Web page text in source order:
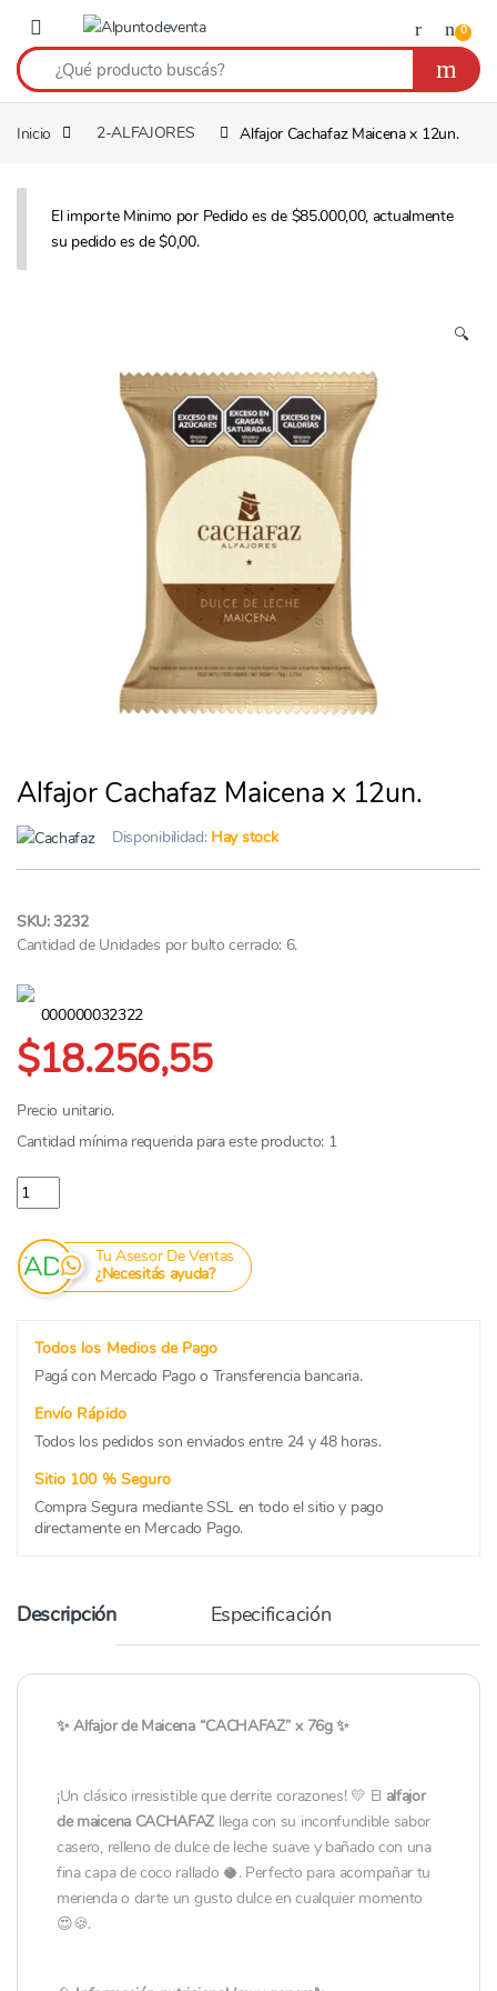
Saltar a navegación
0
Inicio 2-ALFAJORES Alfajor Cachafaz Maicena x 12un.
El importe Minimo por Pedido es de $85.000,00, actualmente
su pedido es de $0,00.
🔍
Alfajor Cachafaz Maicena x 12un.
Disponibilidad: Hay stock
SKU: 3232
Cantidad de Unidades por bulto cerrado: 6.
000000032322
$18.256,55
Precio unitario.
Cantidad mínima requerida para este producto: 1
Alfajor Cachafaz Maicena x 12un. cantidad
Tu Asesor De Ventas
¿Necesitás ayuda?
Todos los Medios de Pago
Pagá con Mercado Pago o Transferencia bancaria.
Envío Rápido
Todos los pedidos son enviados entre 24 y 48 horas.
Sitio 100 % Seguro
Compra Segura mediante SSL en todo el sitio y pago
directamente en Mercado Pago.
Descripción Especificación
✨ Alfajor de Maicena “CACHAFAZ” x 76g ✨
¡Un clásico irresistible que derrite corazones! 💛 El alfajor
de maicena CACHAFAZllega con su inconfundible sabor
casero, relleno de dulce de leche suave y bañado con una
fina capa de coco rallado 🥥. Perfecto para acompañar tu
merienda o darte un gusto dulce en cualquier momento
😍🍪.